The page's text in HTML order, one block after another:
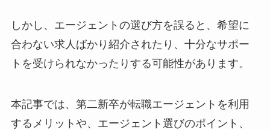
しかし、エージェントの選び方を誤ると、希望に
合わない求人ばかり紹介されたり、十分なサポー
トを受けられなかったりする可能性があります。
本記事では、第二新卒が転職エージェントを利用
するメリットや、エージェント選びのポイント、